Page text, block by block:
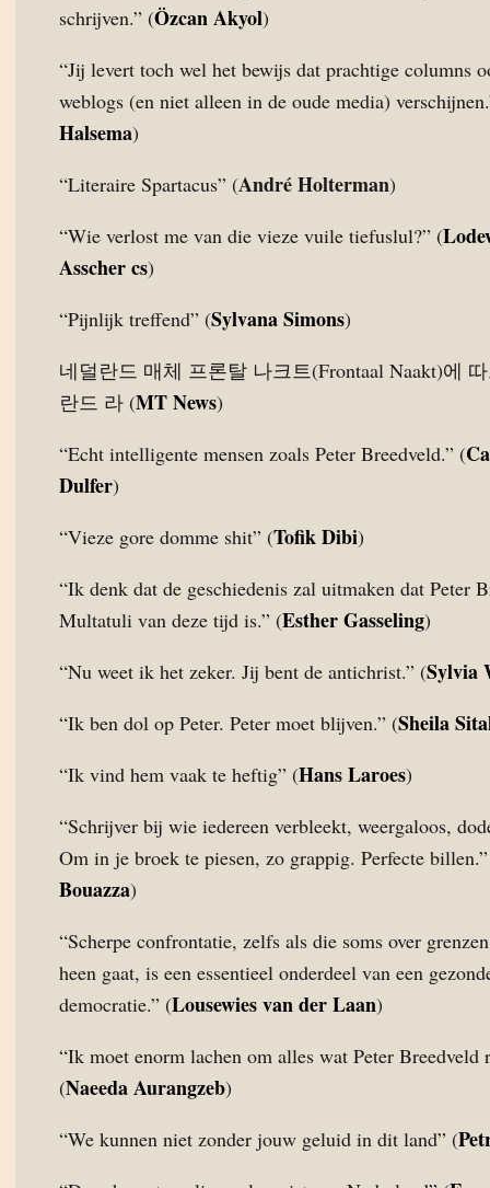
schrijven.” (Özcan Akyol)
“Jij levert toch wel het bewijs dat prachtige columns
weblogs (en niet alleen in de oude media)
Halsema)
“Literaire Spartacus” (André Holterman)
“Wie verlost me van die vieze vuile tiefuslul?” (
Asscher cs)
“Pijnlijk treffend” (Sylvana Simons)
네덜란드 매체 프론탈 나크트(Frontaal Naakt)에
란드 라 (MT News)
“Echt intelligente mensen zoals Peter Breedveld.” (
Dulfer)
“Vieze gore domme shit” (Tofik Dibi)
“Ik denk dat de geschiedenis zal uitmaken dat Peter
Multatuli van deze tijd is.” (Esther Gasseling)
“Nu weet ik het zeker. Jij bent de antichrist.” (Sylvia
“Ik ben dol op Peter. Peter moet blijven.” (Sheila
“Ik vind hem vaak te heftig” (Hans Laroes)
“Schrijver bij wie iedereen verbleekt, weergaloos,
Om in je broek te piesen, zo grappig. Perfecte
Bouazza)
“Scherpe confrontatie, zelfs als die soms over
heen gaat, is een essentieel onderdeel van een
democratie.” (Lousewies van der Laan)
“Ik moet enorm lachen om alles wat Peter Breedveld
(Naeeda Aurangzeb)
“We kunnen niet zonder jouw geluid in dit land” (